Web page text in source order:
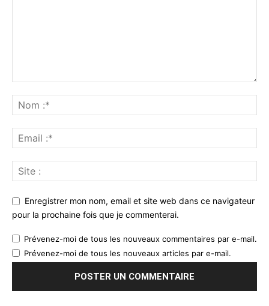
Enregistrer mon nom, email et site web dans ce navigateur
pour la prochaine fois que je commenterai.
Prévenez-moi de tous les nouveaux commentaires par e-mail.
Prévenez-moi de tous les nouveaux articles par e-mail.